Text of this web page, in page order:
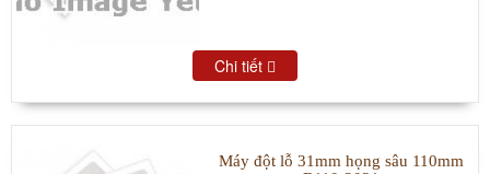
Chi tiết
Máy đột lỗ 31mm họng sâu 110mm